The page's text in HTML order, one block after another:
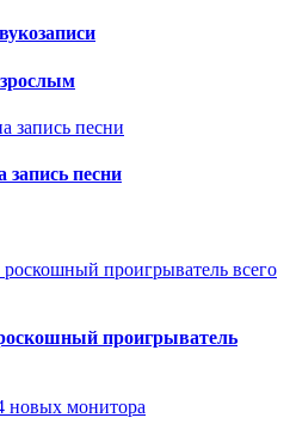
песни
проигрыватель